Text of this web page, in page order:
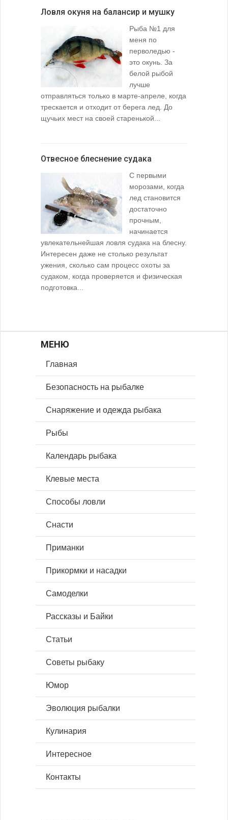
Ловля окуня на балансир и мушку
Рыба №1 для
меня по
перволедью -
это окунь. За
белой рыбой
лучше
отправляться только в марте-апреле, когда
трескается и отходит от берега лед. До
щучьих мест на своей старенькой...
Отвесное блеснение судака
С первыми
морозами, когда
лед становится
достаточно
прочным,
начинается
увлекательнейшая ловля судака на блесну.
Интересен даже не столько результат
ужения, сколько сам процесс охоты за
судаком, когда проверяется и физическая
подготовка...
МЕНЮ
Главная
Безопасность на рыбалке
Снаряжение и одежда рыбака
Рыбы
Календарь рыбака
Клевые места
Способы ловли
Снасти
Приманки
Прикормки и насадки
Самоделки
Рассказы и Байки
Статьи
Советы рыбаку
Юмор
Эволюция рыбалки
Кулинария
Интересное
Контакты